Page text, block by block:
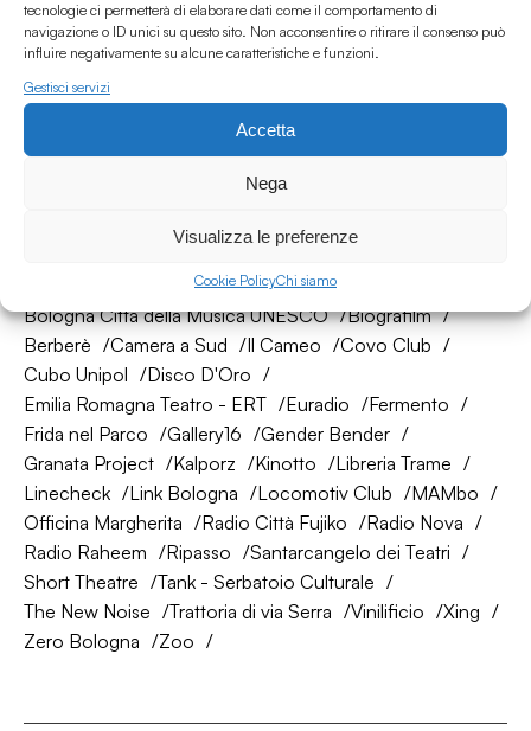
tecnologie ci permetterà di elaborare dati come il comportamento di
navigazione o ID unici su questo sito. Non acconsentire o ritirare il consenso può
influire negativamente su alcune caratteristiche e funzioni.
Gestisci servizi
Accetta
Nega
Visualizza le preferenze
Cookie PolicyChi siamo
Via degli Orti 63, Bologna 40137
IVA: IT03691751204
CF: 03691751204
La nostra rete di amici
AtelierSì
Baumhaus
Bologna Città della Musica UNESCO
Biografilm
Berberè
Camera a Sud Il Cameo
Covo Club
Cubo Unipol
Disco D'Oro
Emilia Romagna Teatro - ERT
Euradio
Fermento
Frida nel Parco
Gallery16
Gender Bender
Granata Project
Kalporz Kinotto
Libreria Trame
Linecheck
Link Bologna Locomotiv Club
MAMbo
Officina Margherita
Radio Città Fujiko
Radio Nova
Radio Raheem
Ripasso
Santarcangelo dei Teatri
Short Theatre
Tank - Serbatoio Culturale
The New Noise
Trattoria di via Serra Vinilificio
Xing
Zero Bologna
Zoo